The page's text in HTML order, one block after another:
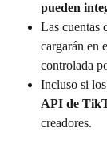
pueden
Las cuentas
cargarán en
controlada
Incluso si
API de
creadores.